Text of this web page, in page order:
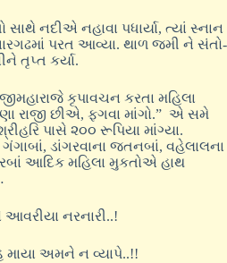
નદીએ નહાવા પધાર્યા, ત્યાં સ્નાન
પરત આવ્યા. થાળ જમી ને સંતો-
તૃપ્ત કર્યા.
કૃપાવચન કરતા મહિલા
છીએ, ફગવા માંગો.” એ સમે
પાસે ૨૦૦ રૂપિયા માંગ્યા.
ડાંગરવાના જતનબાં, વહેલાલના
આદિક મહિલા મુકતોએ હાથ
નરનારી..!
અમને ન વ્યાપે..!!